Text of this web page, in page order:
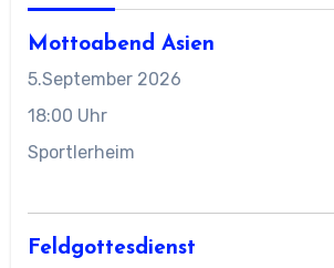
Mottoabend Asien
5.September 2026
18:00 Uhr
Sportlerheim
Feldgottesdienst